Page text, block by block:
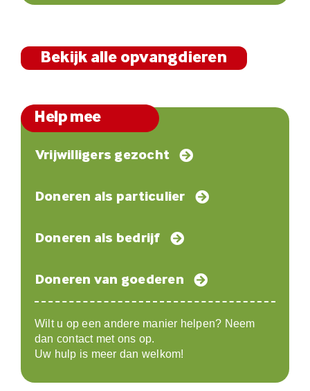
Bekijk alle opvangdieren
Help mee
Vrijwilligers gezocht
Doneren als particulier
Doneren als bedrijf
Doneren van goederen
Wilt u op een andere manier helpen? Neem
dan contact met ons op.
Uw hulp is meer dan welkom!